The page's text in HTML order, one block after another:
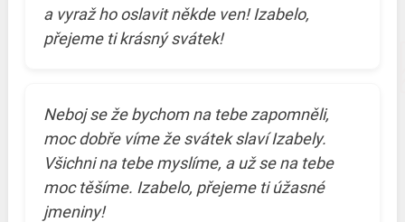
a vyraž ho oslavit někde ven! Izabelo,
přejeme ti krásný svátek!
Neboj se že bychom na tebe zapomněli,
moc dobře víme že svátek slaví Izabely.
Všichni na tebe myslíme, a už se na tebe
moc těšíme. Izabelo, přejeme ti úžasné
jmeniny!